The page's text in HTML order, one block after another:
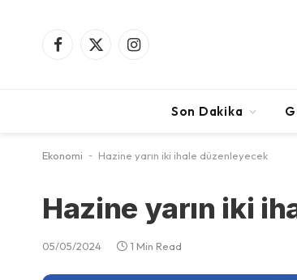
Facebook
X
Instagram
Son Dakika
Ekonomi - Hazine yarın iki ihale düzenleyecek
Hazine yarın iki
05/05/2024 1 Min Read